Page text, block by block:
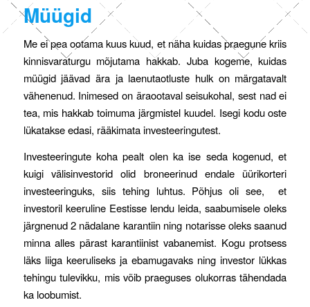
Müügid
Me ei pea ootama kuus kuud, et näha kuidas praegune kriis
kinnisvaraturgu mõjutama hakkab. Juba kogeme, kuidas
müügid jäävad ära ja laenutaotluste hulk on märgatavalt
vähenenud. Inimesed on äraootaval seisukohal, sest nad ei
tea, mis hakkab toimuma järgmistel kuudel. Isegi kodu oste
lükatakse edasi, rääkimata investeeringutest.
Investeeringute koha pealt olen ka ise seda kogenud, et
kuigi välisinvestorid olid broneerinud endale üürikorteri
investeeringuks, siis tehing luhtus. Põhjus oli see, et
investoril keeruline Eestisse lendu leida, saabumisele oleks
järgnenud 2 nädalane karantiin ning notarisse oleks saanud
minna alles pärast karantiinist vabanemist. Kogu protsess
läks liiga keeruliseks ja ebamugavaks ning investor lükkas
tehingu tulevikku, mis võib praeguses olukorras tähendada
ka loobumist.